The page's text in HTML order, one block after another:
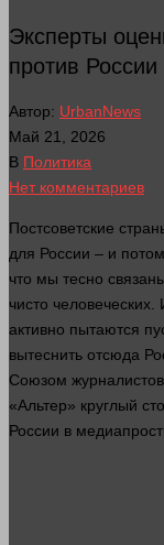
Эксперты
против
Автор: UrbanNews
Май 21, 2026
В Политика
Нет комментариев
Постсоветские
для России – и
что мы тесно
чисто
активно пытаются
вытеснить отсюда
Союзом
«Альтер» круглый
России в